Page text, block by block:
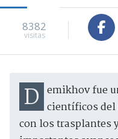
8382
visitas
Demikhov fue uno de los primeros científicos del
con los trasplantes